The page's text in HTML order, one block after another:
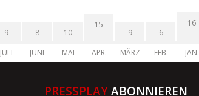
9
JULI
8
JUNI
10
MAI
15
APR.
9
MÄRZ
6
FEB.
16
JAN.
PRESSPLAYABONNIEREN